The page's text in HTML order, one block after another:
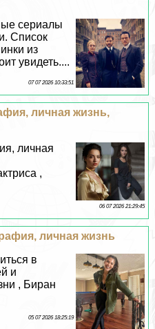
сериалы
Список
из
увидеть....
07 07 2026 10:33:51
личная жизнь,
личная
,
06 07 2026 21:29:45
личная жизнь
в
и
, Биран
05 07 2026 18:25:19